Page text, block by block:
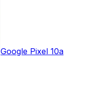
Google Pixel 10a